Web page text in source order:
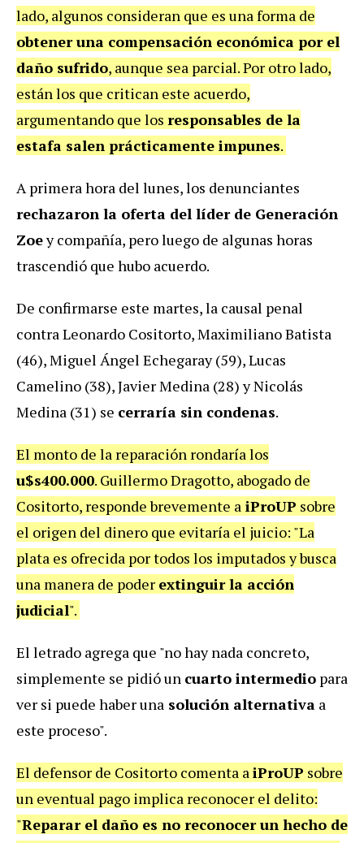
lado, algunos consideran que es una forma de
obtener una compensación económica por el
daño sufrido, aunque sea parcial. Por otro lado,
están los que critican este acuerdo,
argumentando que los responsables de la
estafa salen prácticamente impunes.
A primera hora del lunes, los denunciantes
rechazaron la oferta del líder de Generación
Zoey compañía, pero luego de algunas horas
trascendió que hubo acuerdo.
De confirmarse este martes, la causal penal
contra Leonardo Cositorto, Maximiliano Batista
(46), Miguel Ángel Echegaray (59), Lucas
Camelino (38), Javier Medina (28) y Nicolás
Medina (31) se cerraría sin condenas.
El monto de la reparación rondaría los
u$s400.000. Guillermo Dragotto, abogado de
Cositorto, responde brevemente a iProUP sobre
el origen del dinero que evitaría el juicio: "La
plata es ofrecida por todos los imputados y busca
una manera de poder extinguir la acción
judicial".
El letrado agrega que "no hay nada concreto,
simplemente se pidió un cuarto intermedio para
ver si puede haber una solución alternativa a
este proceso".
El defensor de Cositorto comenta aiProUP sobre
un eventual pago implica reconocer el delito:
"Reparar el daño es no reconocer un hecho de